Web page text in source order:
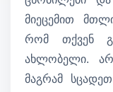
მიეცემით
რომ თქვენ
ახლობელი.
მაგრამ